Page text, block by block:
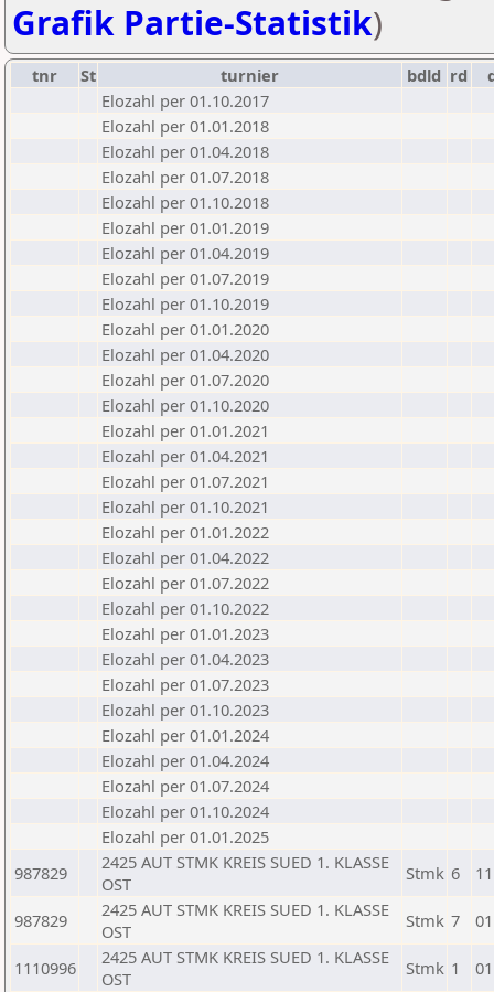
Grafik Partie-Statistik)
tnr St turnier bdld rd
Elozahl per 01.10.2017
Elozahl per 01.01.2018
Elozahl per 01.04.2018
Elozahl per 01.07.2018
Elozahl per 01.10.2018
Elozahl per 01.01.2019
Elozahl per 01.04.2019
Elozahl per 01.07.2019
Elozahl per 01.10.2019
Elozahl per 01.01.2020
Elozahl per 01.04.2020
Elozahl per 01.07.2020
Elozahl per 01.10.2020
Elozahl per 01.01.2021
Elozahl per 01.04.2021
Elozahl per 01.07.2021
Elozahl per 01.10.2021
Elozahl per 01.01.2022
Elozahl per 01.04.2022
Elozahl per 01.07.2022
Elozahl per 01.10.2022
Elozahl per 01.01.2023
Elozahl per 01.04.2023
Elozahl per 01.07.2023
Elozahl per 01.10.2023
Elozahl per 01.01.2024
Elozahl per 01.04.2024
Elozahl per 01.07.2024
Elozahl per 01.10.2024
Elozahl per 01.01.2025
987829
2425 AUT STMK KREIS SUED 1. KLASSE
OST
Stmk 6
987829
2425 AUT STMK KREIS SUED 1. KLASSE
OST
Stmk 7
1110996
2425 AUT STMK KREIS SUED 1. KLASSE
OST
Stmk 1